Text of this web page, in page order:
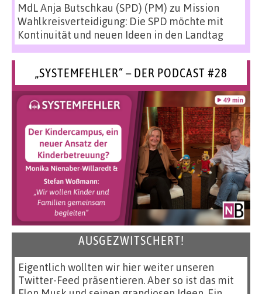
MdL Anja Butschkau (SPD) (PM) zu Mission
Wahlkreisverteidigung: Die SPD möchte mit
Kontinuität und neuen Ideen in den Landtag
„SYSTEMFEHLER“ – DER PODCAST #28
AUSGEZWITSCHERT!
Eigentlich wollten wir hier weiter unseren
Twitter-Feed präsentieren. Aber so ist das mit